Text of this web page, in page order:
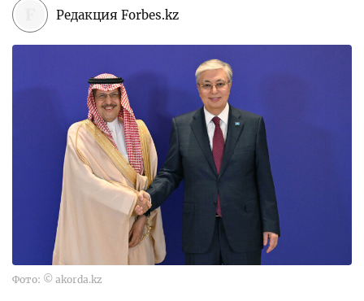
Редакция Forbes.kz
Фото: © akorda.kz